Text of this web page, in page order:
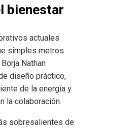
bienestar
actuales
simples metros
Nathan
diseño práctico,
de la energía y
la colaboración.
sobresalientes de